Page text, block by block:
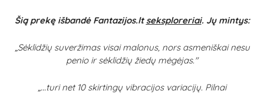
Šią prekę išbandė Fantazijos.ltseksploreriai. Jų mintys:
„Sėklidžių suveržimas visai malonus, nors asmeniškai nesu
penio ir sėklidžių žiedų mėgėjas."
„...turi net 10 skirtingų vibracijos variacijų. Pilnai